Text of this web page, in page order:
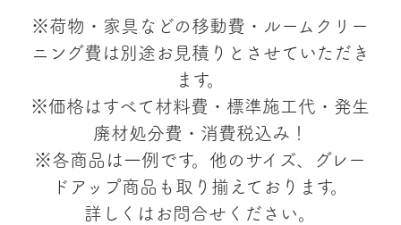
※荷物・家具などの移動費・ルームクリー
ニング費は別途お見積りとさせていただき
ます。
※価格はすべて材料費・標準施工代・発生
廃材処分費・消費税込み！
※各商品は一例です。他のサイズ、グレー
ドアップ商品も取り揃えております。
詳しくはお問合せください。